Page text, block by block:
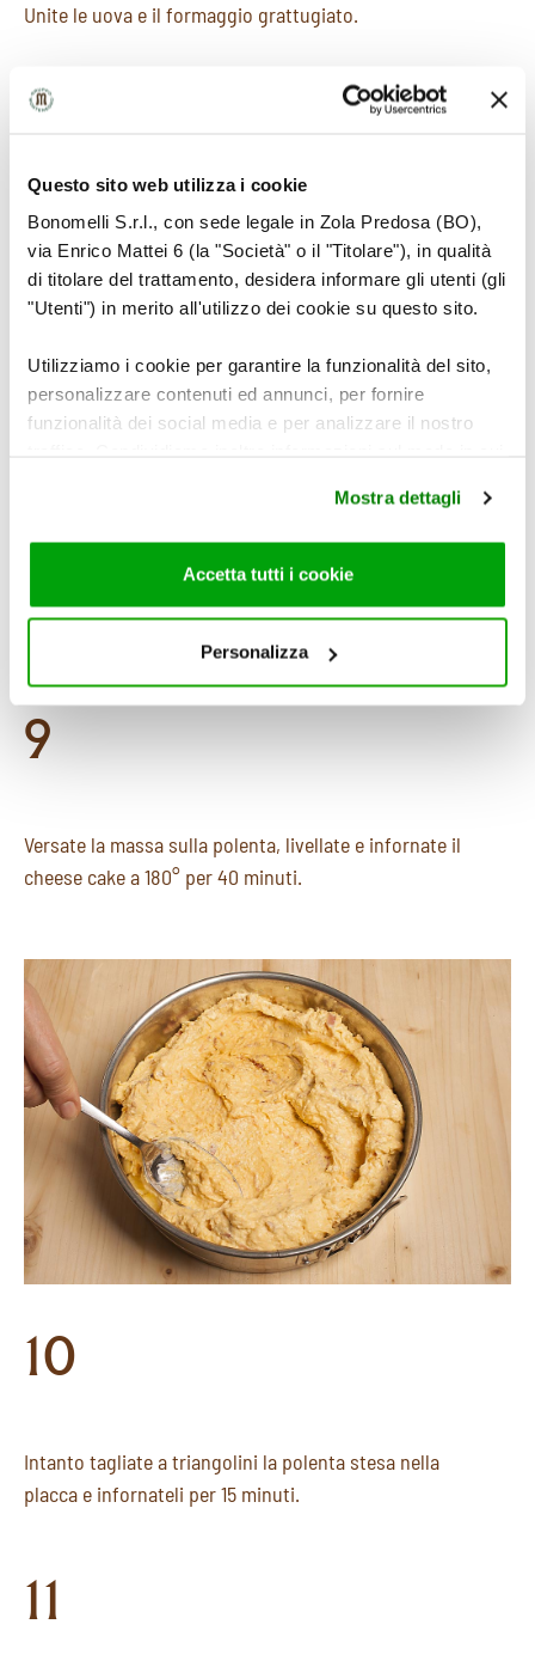
Questo sito web utilizza i cookie
Bonomelli S.r.l., con sede legale in Zola Predosa (BO),
via Enrico Mattei 6 (la "Società" o il "Titolare"), in qualità
di titolare del trattamento, desidera informare gli utenti (gli
"Utenti") in merito all'utilizzo dei cookie su questo sito.
Utilizziamo i cookie per garantire la funzionalità del sito,
personalizzare contenuti ed annunci, per fornire
funzionalità dei social media e per analizzare il nostro
di analisi dei dati web, pubblicità e social media, i quali
potrebbero combinarle con altre informazioni che ha
fornito loro o che hanno raccolto dal suo utilizzo dei loro
cookie consultare la cookie policy. Se clicchi sulla “X” per
chiudere il banner, non verranno installati cookie sul tuo
dispositivo ad eccezione di quelli necessari ai fini del
corretto funzionamento del sito.
Mostra dettagli
Accetta tutti i cookie
Personalizza
Unite le uova e il formaggio grattugiato.
Controllate il sale e il pepe e completate con lo
9
Versate la massa sulla polenta, livellate e infornate il
cheese cake a 180° per 40 minuti.
10
Intanto tagliate a triangolini la polenta stesa nella
placca e infornateli per 15 minuti.
11